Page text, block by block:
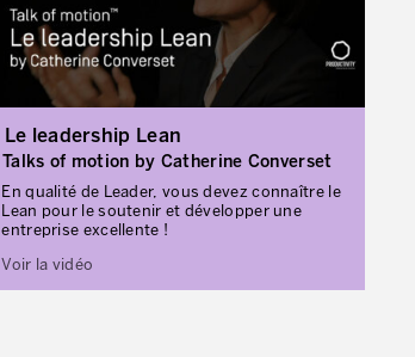
Le leadership Lean
Talks of motion by Catherine Converset
En qualité de Leader, vous devez connaître le
Lean pour le soutenir et développer une
entreprise excellente !
Voir la vidéo